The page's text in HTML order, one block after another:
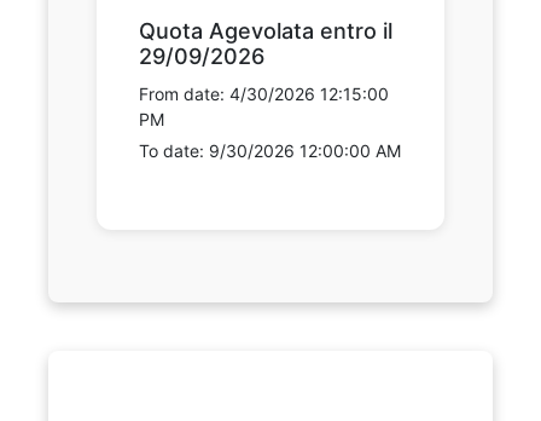
Quota Agevolata entro il
29/09/2026
From date: 4/30/2026 12:15:00
PM
To date: 9/30/2026 12:00:00 AM